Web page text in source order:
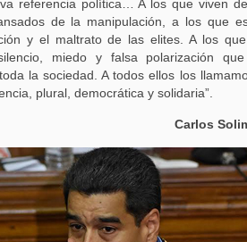
referencia política… A los que viven
de la manipulación, a los que
y el maltrato de las elites. A los
miedo y falsa polarización
la sociedad. A todos ellos los
plural, democrática y solidaria”.
Carlos